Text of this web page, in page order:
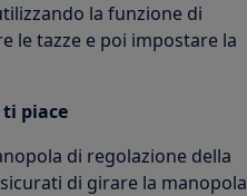
la funzione di
le tazze e poi impostare la
piace
di regolazione della
di girare la manopola